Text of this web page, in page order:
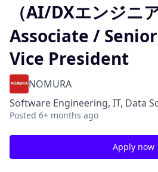
（AI/DXエンジニ
Associate /
Vice President
NOMURA
Software Engineering, IT, Data
Posted 6+ months ago
Apply now